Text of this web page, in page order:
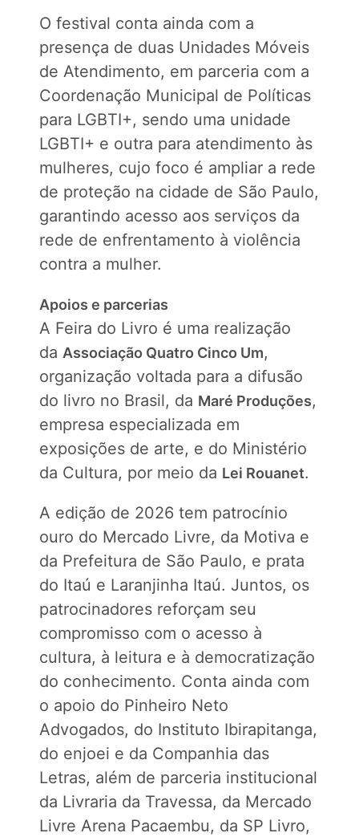
O festival conta ainda com a
presença de duas Unidades Móveis
de Atendimento, em parceria com a
Coordenação Municipal de Políticas
para LGBTI+, sendo uma unidade
LGBTI+ e outra para atendimento às
mulheres, cujo foco é ampliar a rede
de proteção na cidade de São Paulo,
garantindo acesso aos serviços da
rede de enfrentamento à violência
contra a mulher.
Apoios e parcerias
A Feira do Livro é uma realização
da Associação Quatro Cinco Um,
organização voltada para a difusão
do livro no Brasil, da Maré Produções,
empresa especializada em
exposições de arte, e do Ministério
da Cultura, por meio da Lei Rouanet.
A edição de 2026 tem patrocínio
ouro do Mercado Livre, da Motiva e
da Prefeitura de São Paulo, e prata
do Itaú e Laranjinha Itaú. Juntos, os
patrocinadores reforçam seu
compromisso com o acesso à
cultura, à leitura e à democratização
do conhecimento. Conta ainda com
o apoio do Pinheiro Neto
Advogados, do Instituto Ibirapitanga,
do enjoei e da Companhia das
Letras, além de parceria institucional
da Livraria da Travessa, da Mercado
Livre Arena Pacaembu, da SP Livro,